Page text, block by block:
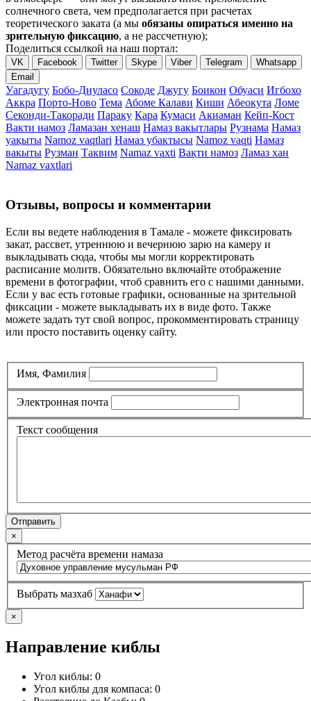
солнечного света, чем предполагается при расчетах
теоретического заката (а мы обязаны опираться именно на
зрительную фиксацию, а не рассчетную);
Поделиться ссылкой на наш портал:
VK Facebook Twitter Skype Viber Telegram
Whatsapp
Email
Уагадугу Бобо-Диуласо Сокоде Джугу Боикон Обуаси Игбохо
Аккра Порто-Ново Тема Абоме Калави Киши Абеокута Ломе
Секонди-Такоради Параку Кара Кумаси Акиаман Кейп-Кост
Вакти намоз Ламазан хенаш Намаз вакытлары Рузнама Намаз
уақыты Namoz vaqtlari Намаз убактысы Namoz vaqti Намаз
вакыты Рузман Таквим Namaz vaxti Вақти намоз Ламаз хан
Namaz vaxtlari
Отзывы, вопросы и комментарии
Если вы ведете наблюдения в Тамале - можете фиксировать
закат, рассвет, утреннюю и вечернюю зарю на камеру и
выкладывать сюда, чтобы мы могли корректировать
расписание молитв. Обязательно включайте отображение
времени в фотографии, чтоб сравнить его с нашими данными.
Если у вас есть готовые графики, основанные на зрительной
фиксации - можете выкладывать их в виде фото. Также
можете задать тут свой вопрос, прокомментировать страницу
или просто поставить оценку сайту.
Имя, Фамилия
Электронная почта
Текст сообщения
Отправить
×
Метод расчёта времени намаза
Выбрать мазхаб
×
Направление киблы
Угол киблы: 0
Угол киблы для компаса: 0